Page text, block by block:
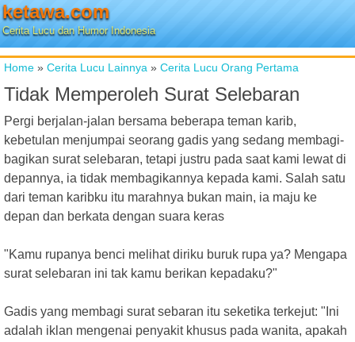
ketawa.com
Cerita Lucu dan Humor Indonesia
Home » Cerita Lucu Lainnya » Cerita Lucu Orang Pertama
Tidak Memperoleh Surat Selebaran
Pergi berjalan-jalan bersama beberapa teman karib,
kebetulan menjumpai seorang gadis yang sedang membagi-
bagikan surat selebaran, tetapi justru pada saat kami lewat di
depannya, ia tidak membagikannya kepada kami. Salah satu
dari teman karibku itu marahnya bukan main, ia maju ke
depan dan berkata dengan suara keras
"Kamu rupanya benci melihat diriku buruk rupa ya? Mengapa
surat selebaran ini tak kamu berikan kepadaku?"
Gadis yang membagi surat sebaran itu seketika terkejut: "Ini
adalah iklan mengenai penyakit khusus pada wanita, apakah